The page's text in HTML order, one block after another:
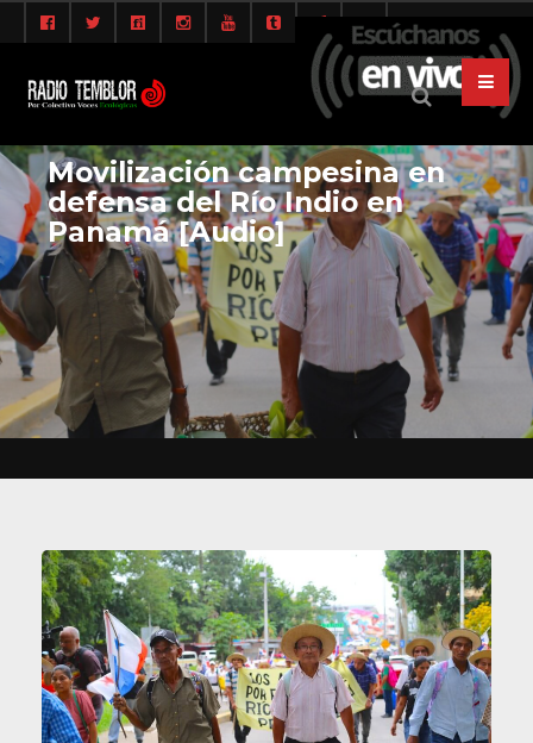
Movilización campesina en
defensa del Río Indio en
Panamá [Audio]